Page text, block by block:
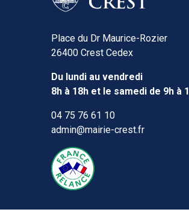
Place du Dr Maurice-Rozier
26400 Crest Cedex
Du lundi au vendredi
8h à 18h et le samedi de 9h à
04 75 76 61 10
admin@mairie-crest.fr